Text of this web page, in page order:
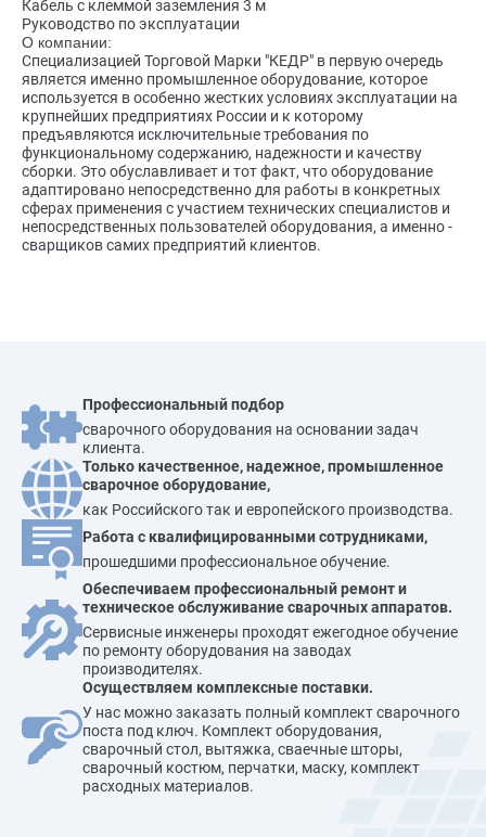
Кабель с клеммой заземления 3 м
Руководство по эксплуатации
О компании:
Специализацией Торговой Марки "КЕДР" в первую очередь
является именно промышленное оборудование, которое
используется в особенно жестких условиях эксплуатации на
крупнейших предприятиях России и к которому
предъявляются исключительные требования по
функциональному содержанию, надежности и качеству
сборки. Это обуславливает и тот факт, что оборудование
адаптировано непосредственно для работы в конкретных
сферах применения с участием технических специалистов и
непосредственных пользователей оборудования, а именно -
сварщиков самих предприятий клиентов.
Профессиональный подбор
сварочного оборудования на основании задач
клиента.
Только качественное, надежное, промышленное
сварочное оборудование,
как Российского так и европейского производства.
Работа с квалифицированными сотрудниками,
прошедшими профессиональное обучение.
Обеспечиваем профессиональный ремонт и
техническое обслуживание сварочных аппаратов.
Сервисные инженеры проходят ежегодное обучение
по ремонту оборудования на заводах
производителях.
Осуществляем комплексные поставки.
У нас можно заказать полный комплект сварочного
поста под ключ. Комплект оборудования,
сварочный стол, вытяжка, сваечные шторы,
сварочный костюм, перчатки, маску, комплект
расходных материалов.